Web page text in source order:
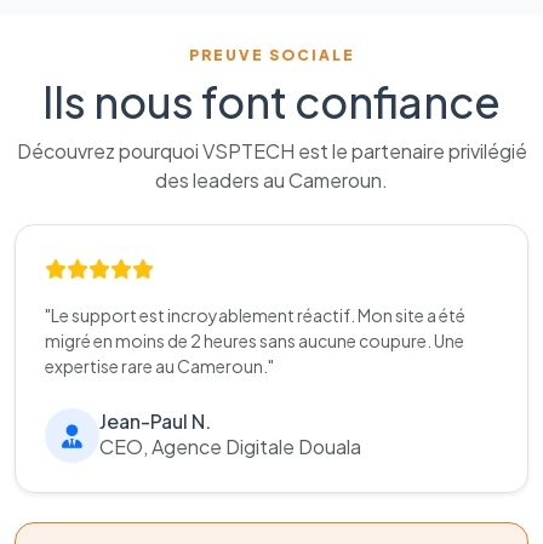
PREUVE SOCIALE
Ils nous font confiance
Découvrez pourquoi VSPTECH est le partenaire privilégié
des leaders au Cameroun.
"Le support est incroyablement réactif. Mon site a été
migré en moins de 2 heures sans aucune coupure. Une
expertise rare au Cameroun."
Jean-Paul N.
CEO, Agence Digitale Douala